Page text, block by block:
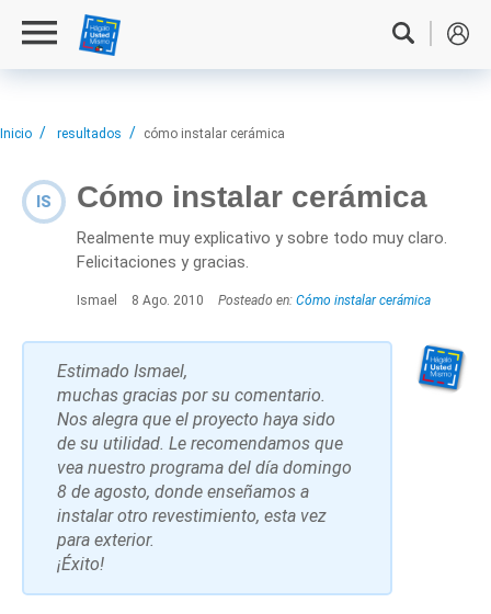
Inicio resultados cómo instalar cerámica
IS Cómo instalar cerámica
Realmente muy explicativo y sobre todo muy claro.
Felicitaciones y gracias.
Ismael 8 Ago. 2010 Posteado en: Cómo instalar cerámica
Estimado Ismael,
muchas gracias por su comentario.
Nos alegra que el proyecto haya sido
de su utilidad. Le recomendamos que
vea nuestro programa del día domingo
8 de agosto, donde enseñamos a
instalar otro revestimiento, esta vez
para exterior.
¡Éxito!